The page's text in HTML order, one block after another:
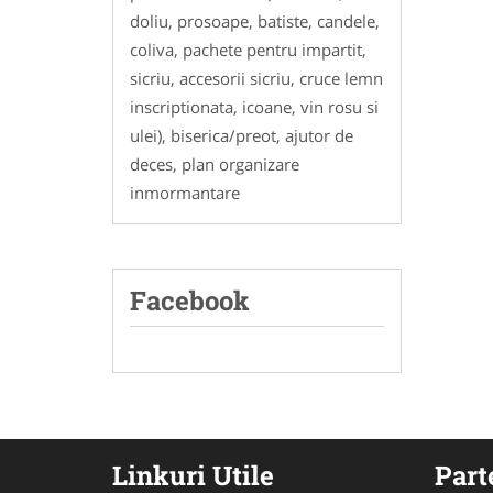
doliu, prosoape, batiste, candele,
coliva, pachete pentru impartit,
sicriu, accesorii sicriu, cruce lemn
inscriptionata, icoane, vin rosu si
ulei), biserica/preot, ajutor de
deces, plan organizare
inmormantare
Facebook
Linkuri Utile